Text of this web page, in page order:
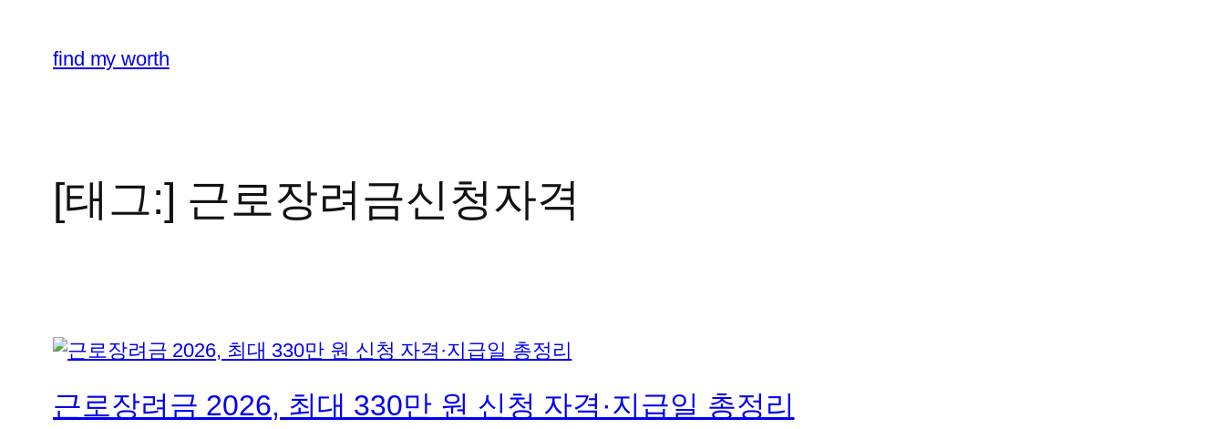
find my worth
[태그:] 근로장려금신청자격
근로장려금 2026, 최대 330만 원 신청 자격·지급일 총정리